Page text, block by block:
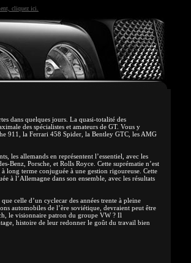
cliquez ici.
dans quelques jours. La quasi-totalité des
des spécialistes et amateurs de GT. Vous y
911, la Ferrari 458 Spider, la Bentley GTC, les AMG
les allemands en représentent l’essentiel, avec les
Porsche, et Rolls Royce. Cette suprématie n’est
long terme conjuguée à une gestion rigoureuse. Cette
à l’Allemagne dans son ensemble, avec les résultats
celle d’un cyclecar des années trente à pleine
automobiles de l’ère soviétique, devraient peut être
le visionnaire patron du groupe VW ? Il
histoire de leur redonner le goût du travail bien